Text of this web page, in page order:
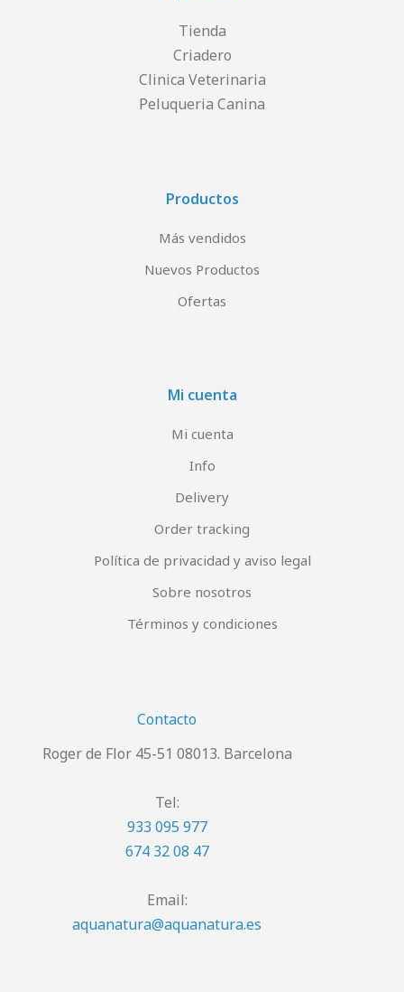
Tienda
Criadero
Clinica Veterinaria
Peluqueria Canina
Productos
Más vendidos
Nuevos Productos
Ofertas
Mi cuenta
Mi cuenta
Info
Delivery
Order tracking
Política de privacidad y aviso legal
Sobre nosotros
Términos y condiciones
Contacto
Roger de Flor 45-51 08013. Barcelona
Tel:
933 095 977
674 32 08 47
Email:
aquanatura@aquanatura.es